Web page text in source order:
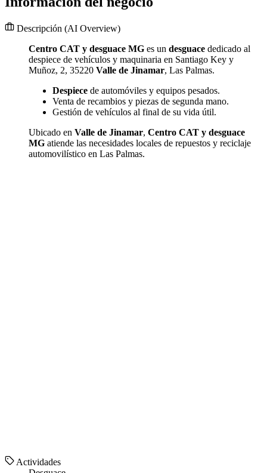
Descripción (AI Overview)
Centro CAT y desguace MG es un desguace dedicado al
despiece de vehículos y maquinaria en Santiago Key y
Muñoz, 2, 35220 Valle de Jinamar, Las Palmas.
Despiece de automóviles y equipos pesados.
Venta de recambios y piezas de segunda mano.
Gestión de vehículos al final de su vida útil.
Ubicado en Valle de Jinamar, Centro CAT y desguace
MG atiende las necesidades locales de repuestos y reciclaje
automovilístico en Las Palmas.
Actividades